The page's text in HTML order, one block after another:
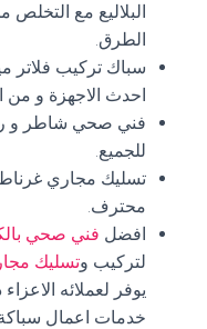
البلاليع مع
الطرق.
سباك تركيب فلاتر
احدث الاجهزة و من
فني صحي شاطر و
للجميع.
تسليك مجاري
محترف.
افضل فني صحي
لتركيب وتسليك
يوفر لعملائه
خدمات اعمال